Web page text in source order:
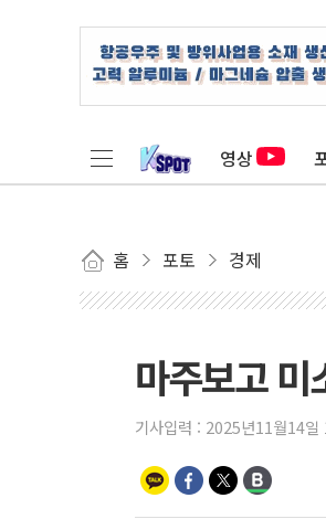
영상
홈 포토 경제
마주보고 미
기사입력 : 2025년11월14일